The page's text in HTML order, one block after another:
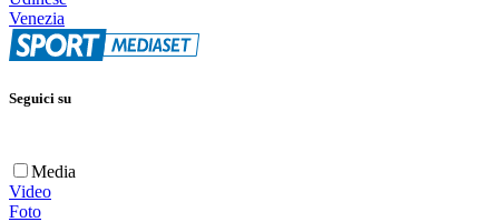
Venezia
Seguici su
Media
Video
Foto